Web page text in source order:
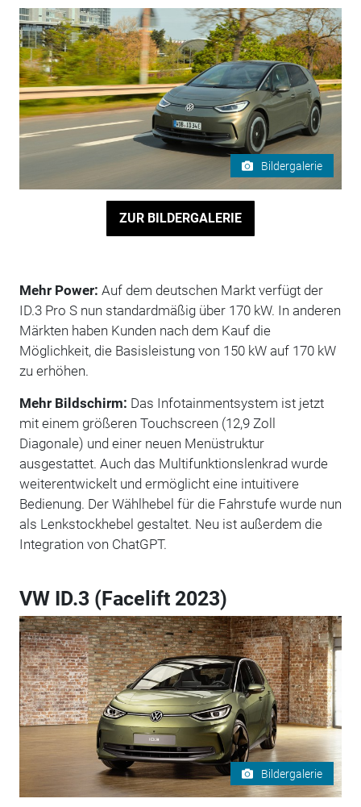
Bildergalerie
ZUR BILDERGALERIE
Mehr Power: Auf dem deutschen Markt verfügt der
ID.3 Pro S nun standardmäßig über 170 kW. In anderen
Märkten haben Kunden nach dem Kauf die
Möglichkeit, die Basisleistung von 150 kW auf 170 kW
zu erhöhen.
Mehr Bildschirm: Das Infotainmentsystem ist jetzt
mit einem größeren Touchscreen (12,9 Zoll
Diagonale) und einer neuen Menüstruktur
ausgestattet. Auch das Multifunktionslenkrad wurde
weiterentwickelt und ermöglicht eine intuitivere
Bedienung. Der Wählhebel für die Fahrstufe wurde nun
als Lenkstockhebel gestaltet. Neu ist außerdem die
Integration von ChatGPT.
VW ID.3 (Facelift 2023)
Bildergalerie